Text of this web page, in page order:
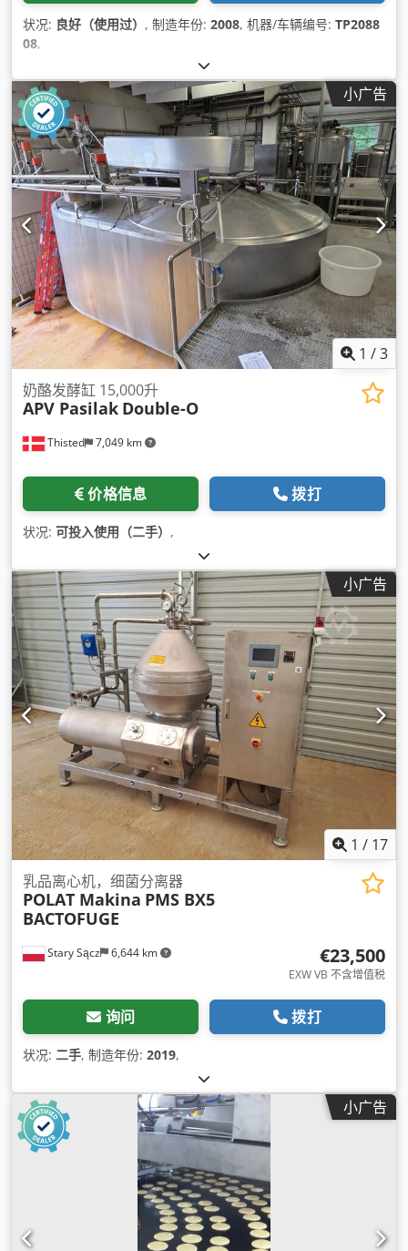
状况: 良好（使用过） , 制造年份: 2008, 机器/车辆编号: TP2088
08,
小广告
1 /3
Thisted 7,049 km
奶酪发酵缸 15,000升
APV Pasilak Double-O
价格信息 拨打
状况: 可投入使用（二手） ,
小广告
1 / 17
Stary Sącz 6,644 km
乳品离心机，细菌分离器
POLAT Makina PMS BX5
BACTOFUGE
€23,500
EXW VB 不含增值税
询问 拨打
状况: 二手, 制造年份: 2019,
小广告